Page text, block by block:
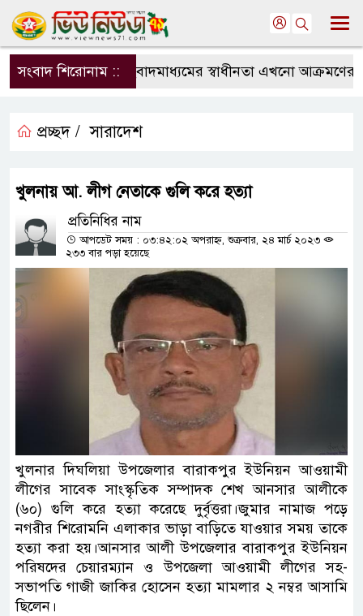
সংবাদ শিরোনাম ::সংবাদমাধ্যমের স্বাধীনতা এখনো আক্রমণের
প্রচ্ছদ / সারাদেশ
খুলনায় আ. লীগ নেতাকে গুলি করে হত্যা
প্রতিনিধির নাম
আপডেট সময় : ০৩:৪২:০২ অপরাহ্ন, শুক্রবার, ২৪ মার্চ ২০২৩
২৩৩ বার পড়া হয়েছে
খুলনার দিঘলিয়া উপজেলার বারাকপুর ইউনিয়ন আওয়ামী
লীগের সাবেক সাংস্কৃতিক সম্পাদক শেখ আনসার আলীকে
(৬০) গুলি করে হত্যা করেছে দুর্বৃত্তরা।জুমার নামাজ পড়ে
নগরীর শিরোমনি এলাকার ভাড়া বাড়িতে যাওয়ার সময় তাকে
হত্যা করা হয়।আনসার আলী উপজেলার বারাকপুর ইউনিয়ন
পরিষদের চেয়ারম্যান ও উপজেলা আওয়ামী লীগের সহ-
সভাপতি গাজী জাকির হোসেন হত্যা মামলার ২ নম্বর আসামি
ছিলেন।